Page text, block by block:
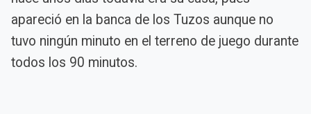
apareció en la banca de los Tuzos aunque no
tuvo ningún minuto en el terreno de juego durante
todos los 90 minutos.